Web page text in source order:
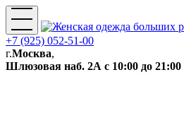
+7 (925) 052-51-00
г.Москва,
Шлюзовая наб. 2А с 10:00 до 21:00